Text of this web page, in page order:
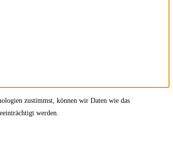
zustimmst, können wir Daten wie das
werden.